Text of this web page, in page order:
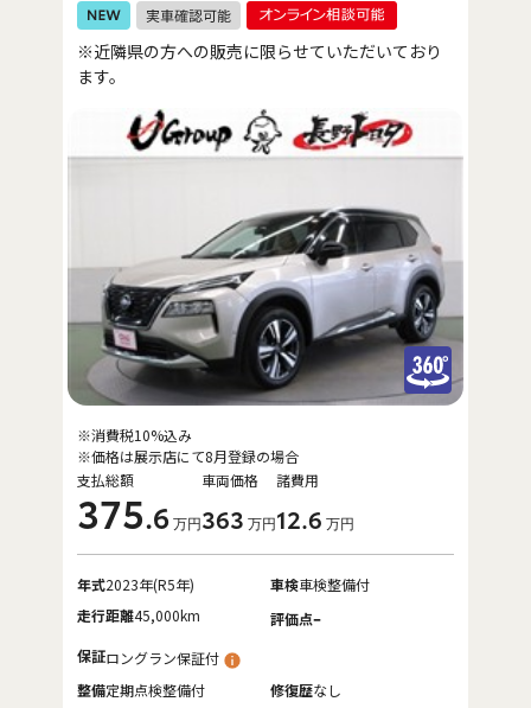
※近隣県の方への販売に限らせていただいており
ます。
支払総額
375.6 万円
車両価格
363 万円
諸費用
12.6 万円
※消費税10%込み
※価格は展示店にて8月登録の場合
年式2023年(R5年) 車検車検整備付
走行距離45,000km 評価点-
保証ロングラン保証付
整備定期点検整備付 修復歴なし